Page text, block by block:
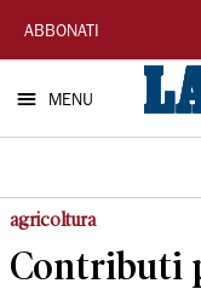
La
Nuova
Sardegna
ABBONATI
MENU
agricoltura
Contributi